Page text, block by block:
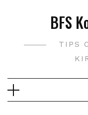
BFS
TIPS